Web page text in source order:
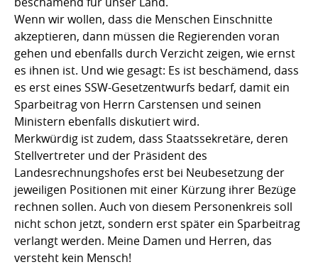
Wenn wir wollen, dass die Menschen Einschnitte
akzeptieren, dann müssen die Regierenden voran
gehen und ebenfalls durch Verzicht zeigen, wie ernst
es ihnen ist. Und wie gesagt: Es ist beschämend, dass
es erst eines SSW-Gesetzentwurfs bedarf, damit ein
Sparbeitrag von Herrn Carstensen und seinen
Ministern ebenfalls diskutiert wird.
Merkwürdig ist zudem, dass Staatssekretäre, deren
Stellvertreter und der Präsident des
Landesrechnungshofes erst bei Neubesetzung der
jeweiligen Positionen mit einer Kürzung ihrer Bezüge
rechnen sollen. Auch von diesem Personenkreis soll
nicht schon jetzt, sondern erst später ein Sparbeitrag
verlangt werden. Meine Damen und Herren, das
versteht kein Mensch!